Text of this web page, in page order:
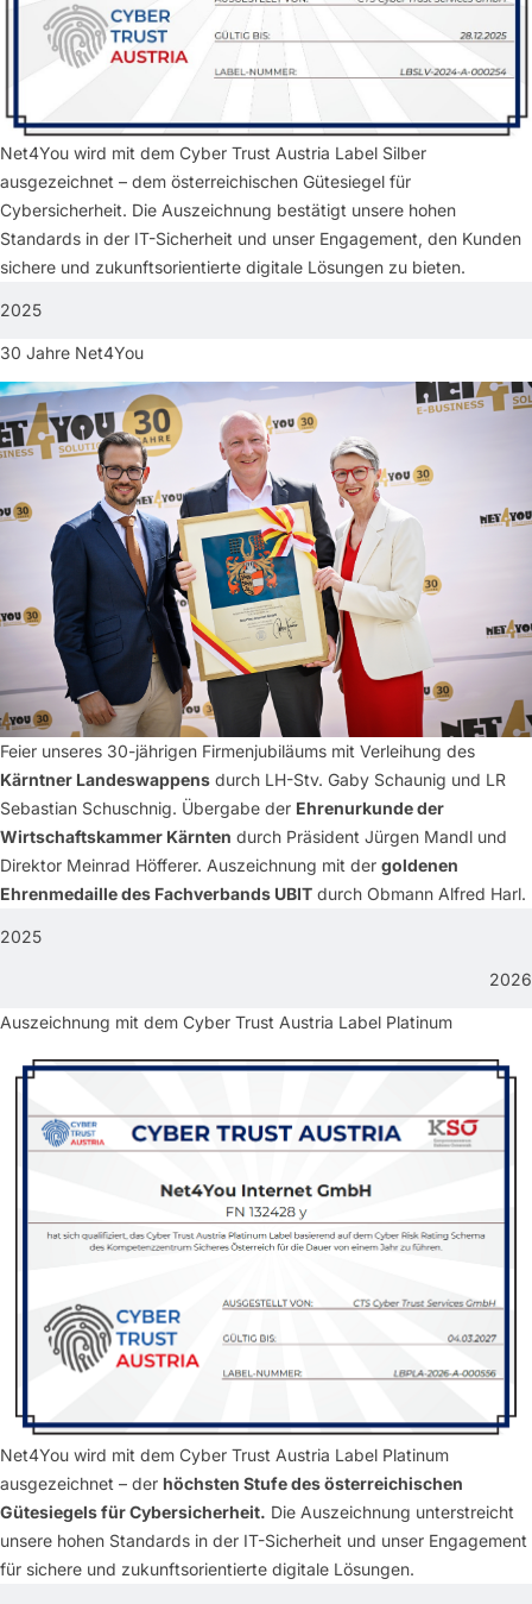
Net4You wird mit dem Cyber Trust Austria Label Silber
ausgezeichnet – dem österreichischen Gütesiegel für
Cybersicherheit. Die Auszeichnung bestätigt unsere hohen
Standards in der IT-Sicherheit und unser Engagement, den Kunden
sichere und zukunftsorientierte digitale Lösungen zu bieten.
2025
30 Jahre Net4You
Feier unseres 30-jährigen Firmenjubiläums mit Verleihung des
Kärntner Landeswappens durch LH-Stv. Gaby Schaunig und LR
Sebastian Schuschnig. Übergabe der Ehrenurkunde der
Wirtschaftskammer Kärnten durch Präsident Jürgen Mandl und
Direktor Meinrad Höfferer. Auszeichnung mit der goldenen
Ehrenmedaille des Fachverbands UBIT durch Obmann Alfred Harl.
2025
2026
Auszeichnung mit dem Cyber Trust Austria Label Platinum
Net4You wird mit dem Cyber Trust Austria Label Platinum
ausgezeichnet – der höchsten Stufe des österreichischen
Gütesiegels für Cybersicherheit. Die Auszeichnung unterstreicht
unsere hohen Standards in der IT-Sicherheit und unser Engagement
für sichere und zukunftsorientierte digitale Lösungen.